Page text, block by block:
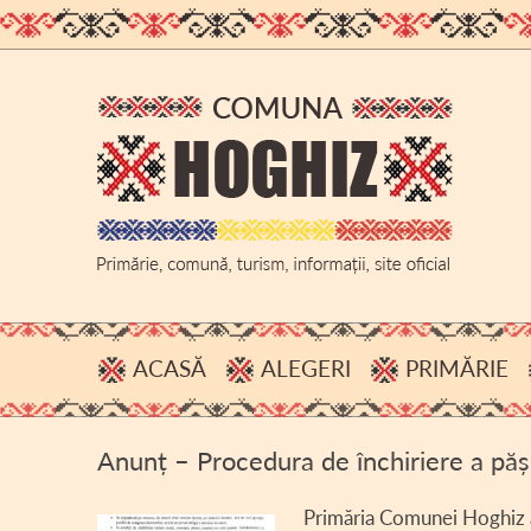
ACASĂ ALEGERI
PROCESE VERBALE,
HOTĂRÂRI B.E.C.
PRIMĂRIE
BUGET
Anunț – Procedura de închiriere a
Primăria Comunei